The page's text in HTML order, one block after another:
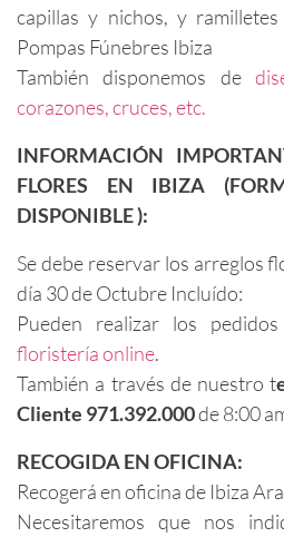
capillas y nichos, y
Pompas Fúnebres Ibiza
También disponemos de
corazones, cruces, etc.
INFORMACIÓN
FLORES EN IBIZA
DISPONIBLE ):
Se debe reservar los arreglos
día 30 de Octubre Incluído:
Pueden realizar los
floristería online.
También a través de nuestro t
Cliente 971.392.000de 8:00
RECOGIDA EN OFICINA:
Recogerá en oficina de Ibiza
Necesitaremos que nos